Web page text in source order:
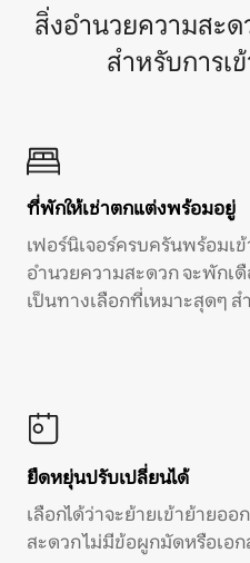
สิ่งอำนวยความสะ
สำหรับการเ
ที่พักให้เช่าตกแต่งพร้อมอยู่
เฟอร์นิเจอร์ครบครันพร้อมเ
อำนวยความสะดวก จะพักเ
เป็นทางเลือกที่เหมาะสุดๆ
ยืดหยุ่นปรับเปลี่ยนได้
เลือกได้ว่าจะย้ายเข้าย้ายอ
สะดวก ไม่มีข้อผูกมัดหรือเอก